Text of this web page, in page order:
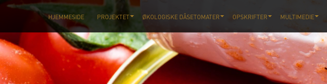
HJEMMESIDE PROJEKTET ØKOLOGISKE DÅSETOMATER OPSKRIFTER MULTIMEDIE